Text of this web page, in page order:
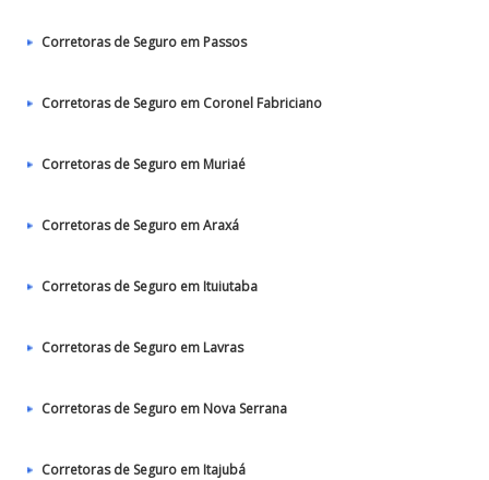
Corretoras de Seguro em Passos
Corretoras de Seguro em Coronel Fabriciano
Corretoras de Seguro em Muriaé
Corretoras de Seguro em Araxá
Corretoras de Seguro em Ituiutaba
Corretoras de Seguro em Lavras
Corretoras de Seguro em Nova Serrana
Corretoras de Seguro em Itajubá